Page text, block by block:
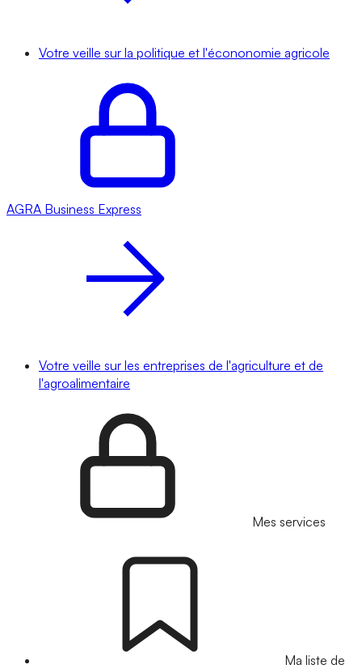
Votre veille sur la politique et l'écononomie agricole
AGRA Business Express
Votre veille sur les entreprises de l'agriculture et de
l'agroalimentaire
Mes services
Ma liste de